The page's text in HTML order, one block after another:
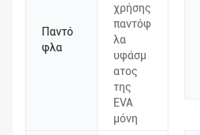
Παντό
φλα
χρήσης
παντόφ
λα
υφάσμ
ατος
της
EVA
μόνη